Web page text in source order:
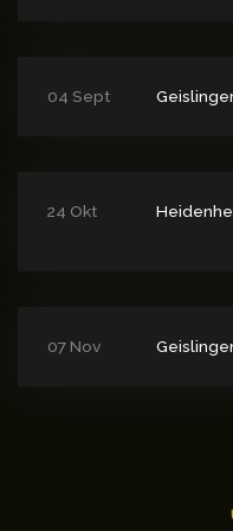
04 Sept
24 Okt
07 Nov